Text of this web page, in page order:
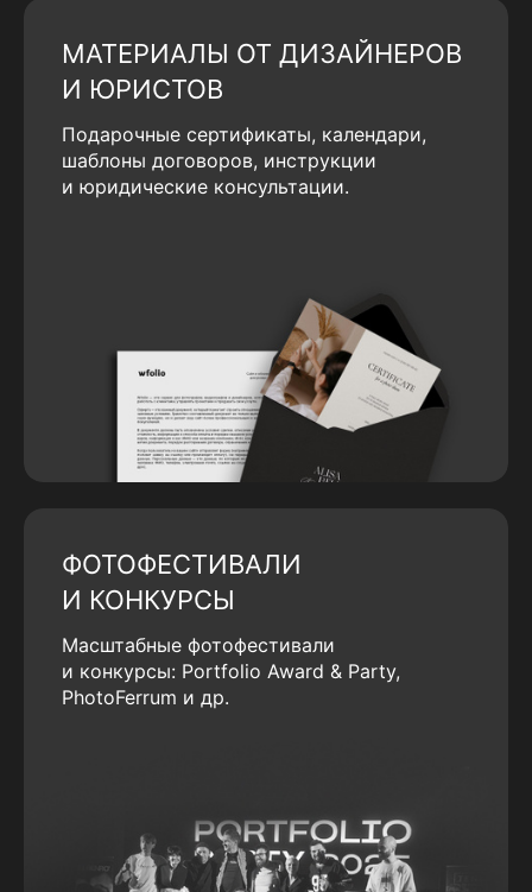
МАТЕРИАЛЫ ОТ ДИЗАЙНЕРОВ
И ЮРИСТОВ
Подарочные сертификаты, календари,
шаблоны договоров, инструкции
и юридические консультации.
ФОТОФЕСТИВАЛИ
И КОНКУРСЫ
Масштабные фотофестивали
и конкурсы: Portfolio Award & Party,
PhotoFerrum и др.